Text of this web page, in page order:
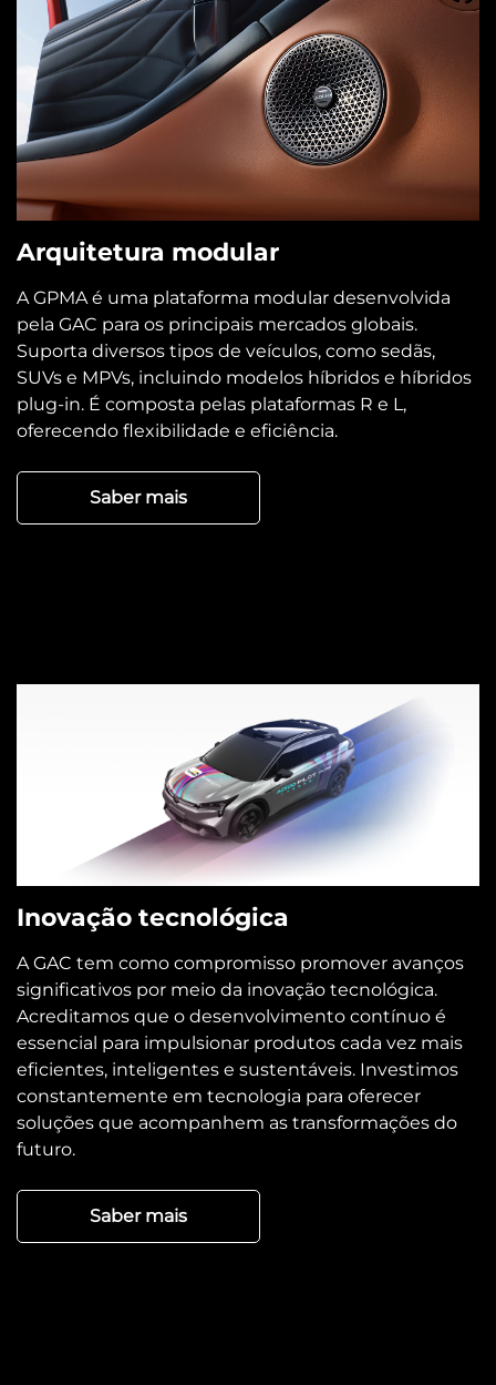
Arquitetura modular
A GPMA é uma plataforma modular desenvolvida
pela GAC para os principais mercados globais.
Suporta diversos tipos de veículos, como sedãs,
SUVs e MPVs, incluindo modelos híbridos e híbridos
plug-in. É composta pelas plataformas R e L,
oferecendo flexibilidade e eficiência.
Saber mais
Inovação tecnológica
A GAC tem como compromisso promover avanços
significativos por meio da inovação tecnológica.
Acreditamos que o desenvolvimento contínuo é
essencial para impulsionar produtos cada vez mais
eficientes, inteligentes e sustentáveis. Investimos
constantemente em tecnologia para oferecer
soluções que acompanhem as transformações do
futuro.
Saber mais